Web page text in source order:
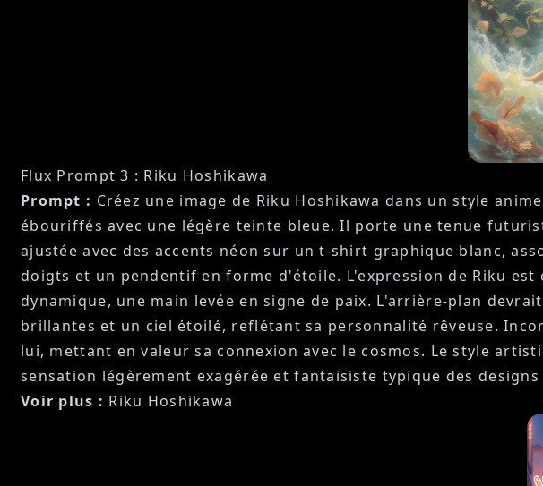
Flux Prompt 3 : Riku Hoshikawa
Prompt : Créez une image de Riku Hoshikawa dans un style
ébouriffés avec une légère teinte bleue. Il porte une tenue
ajustée avec des accents néon sur un t-shirt graphique blanc,
doigts et un pendentif en forme d'étoile. L'expression de Riku
dynamique, une main levée en signe de paix. L'arrière-plan
brillantes et un ciel étoilé, reflétant sa personnalité rêveuse.
lui, mettant en valeur sa connexion avec le cosmos. Le style
sensation légèrement exagérée et fantaisiste typique des
Voir plus : Riku Hoshikawa